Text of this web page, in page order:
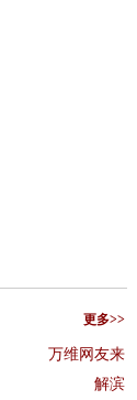
更多>>
万维网友来
解滨